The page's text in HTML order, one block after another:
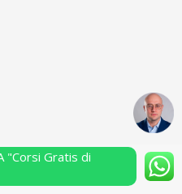
S.a.s.
"Corsi Gratis di